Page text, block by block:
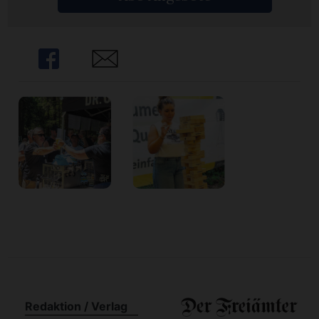
Share Share
Redaktion / Verlag